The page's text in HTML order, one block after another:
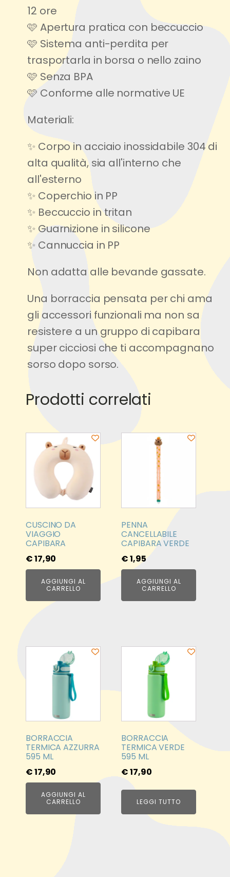
12 ore
🩷 Apertura pratica con beccuccio
🩷 Sistema anti-perdita per
trasportarla in borsa o nello zaino
🩷 Senza BPA
🩷 Conforme alle normative UE
Materiali:
✨ Corpo in acciaio inossidabile 304 di
alta qualità, sia all'interno che
all'esterno
✨ Coperchio in PP
✨ Beccuccio in tritan
✨ Guarnizione in silicone
✨ Cannuccia in PP
Non adatta alle bevande gassate.
Una borraccia pensata per chi ama
gli accessori funzionali ma non sa
resistere a un gruppo di capibara
super cicciosi che ti accompagnano
sorso dopo sorso.
Prodotti correlati
CUSCINO DA
VIAGGIO
CAPIBARA
€17,90
AGGIUNGI AL
CARRELLO
PENNA
CANCELLABILE
CAPIBARA VERDE
€1,95
AGGIUNGI AL
CARRELLO
BORRACCIA
TERMICA AZZURRA
595 ML
€17,90
AGGIUNGI AL
CARRELLO
BORRACCIA
TERMICA VERDE
595 ML
€17,90
LEGGI TUTTO